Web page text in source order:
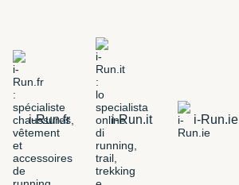
i-Run.fr i-Run.it i-Run.ie